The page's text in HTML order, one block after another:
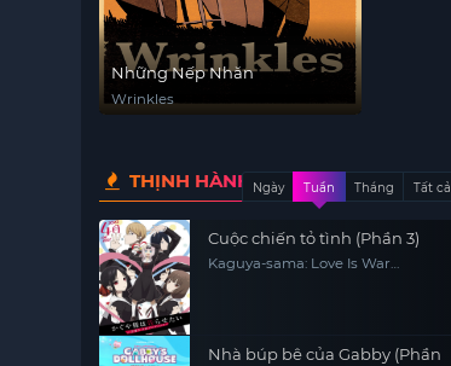
Những Nếp Nhăn
Wrinkles
THỊNH HÀNHNgày Tuần Tháng Tất cả
Cuộc chiến tỏ tình (Phần 3)
Kaguya-sama: Love Is War
Nhà búp bê của Gabby (Phần